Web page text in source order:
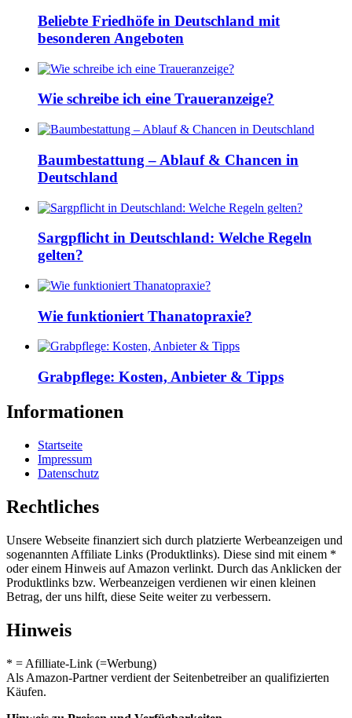
Beliebte Friedhöfe in Deutschland mit
besonderen Angeboten
Wie schreibe ich eine Traueranzeige?
Baumbestattung – Ablauf & Chancen in
Deutschland
Sargpflicht in Deutschland: Welche Regeln
gelten?
Wie funktioniert Thanatopraxie?
Grabpflege: Kosten, Anbieter & Tipps
Informationen
Startseite
Impressum
Datenschutz
Rechtliches
Unsere Webseite finanziert sich durch platzierte Werbeanzeigen und
sogenannten Affiliate Links (Produktlinks). Diese sind mit einem *
oder einem Hinweis auf Amazon verlinkt. Durch das Anklicken der
Produktlinks bzw. Werbeanzeigen verdienen wir einen kleinen
Betrag, der uns hilft, diese Seite weiter zu verbessern.
Hinweis
* = Afilliate-Link (=Werbung)
Als Amazon-Partner verdient der Seitenbetreiber an qualifizierten
Käufen.